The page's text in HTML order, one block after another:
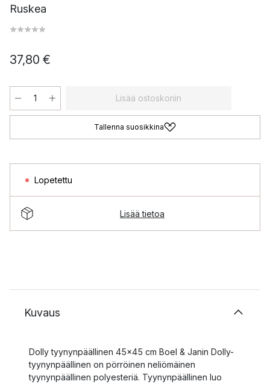
Ruskea
37,80 €
Lisää ostoskoriin
Tallenna suosikkina
Lopetettu
Lisää tietoa
Kuvaus
Dolly tyynynpäällinen 45x45 cm Boel & Janin Dolly-
tyynynpäällinen on pörröinen neliömäinen
tyynynpäällinen polyesteriä. Tyynynpäällinen luo